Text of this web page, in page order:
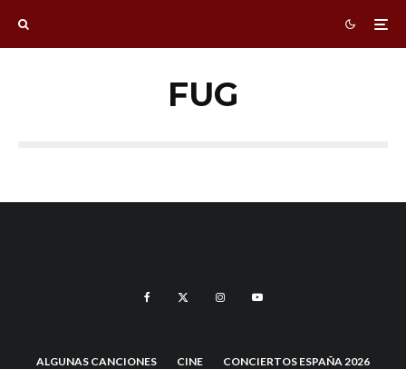
FUG
ALGUNAS CANCIONES CINE CONCIERTOS ESPAÑA 2026